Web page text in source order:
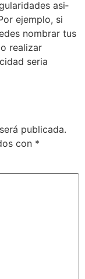
asi­
ejemplo, si
nombrar tus
realizar
seri­a
publicada.
con *